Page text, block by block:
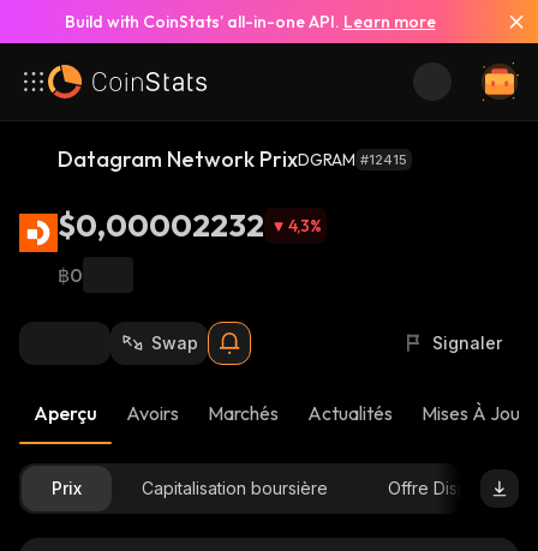
Build with CoinStats’ all-in-one API. Learn more
Datagram Network PrixDGRAM #12415
$0,00002232 4,3%
฿0
Swap Signaler
Aperçu Avoirs Marchés Actualités Mises À Jour
Prix Capitalisation boursière Offre Disponible